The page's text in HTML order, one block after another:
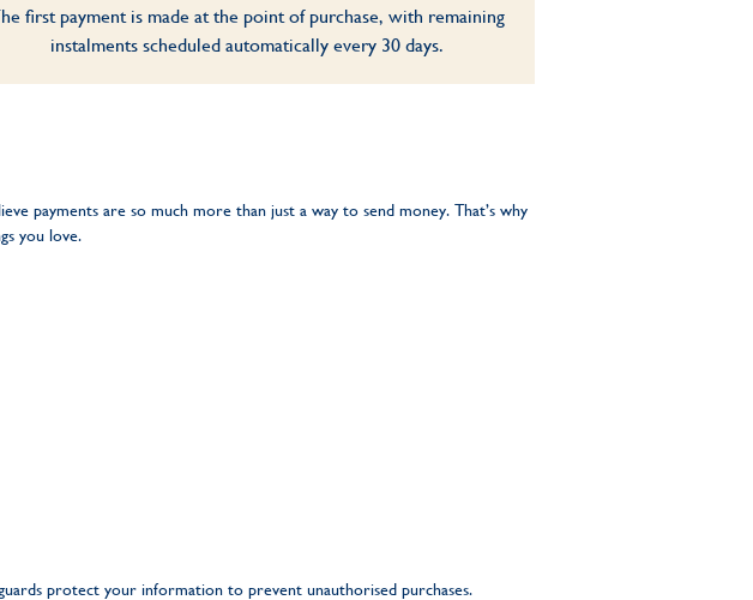
first payment is made at the point of purchase, with remaining
instalments scheduled automatically every 30 days.
payments are so much more than just a way to send money. That’s why
you love.
protect your information to prevent unauthorised purchases.